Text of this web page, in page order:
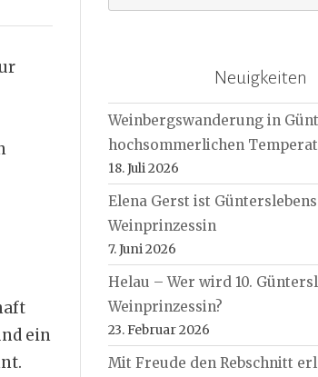
ein
nach:
Neuigkeiten
Weinbergswanderung in
hochsommerlichen
18. Juli 2026
Elena Gerst ist
Weinprinzessin
7. Juni 2026
Helau – Wer wird 10.
Weinprinzessin?
23. Februar 2026
Mit Freude den Rebschnitt